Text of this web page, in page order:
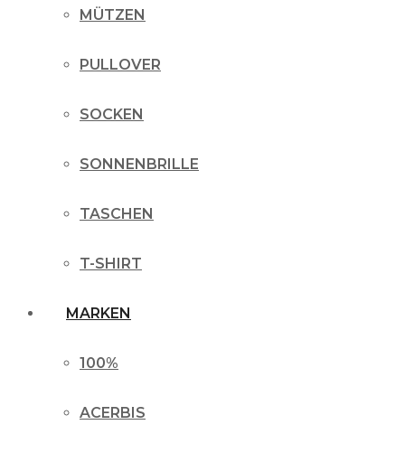
MÜTZEN
PULLOVER
SOCKEN
SONNENBRILLE
TASCHEN
T-SHIRT
MARKEN
100%
ACERBIS